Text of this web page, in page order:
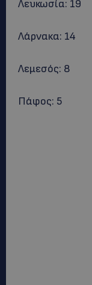
Λευκωσία: 19
Λάρνακα: 14
Λεμεσός: 8
Πάφος: 5